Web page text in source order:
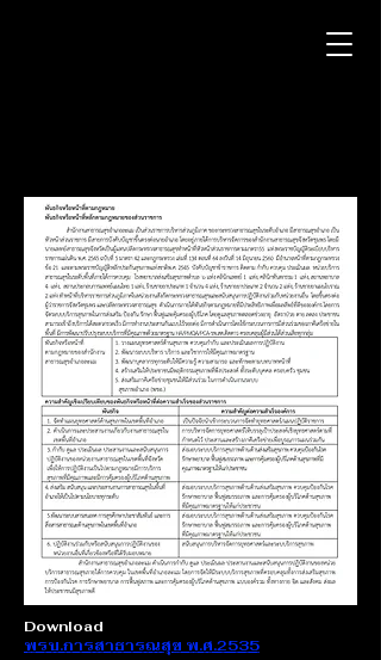
Download
พรบ.การสาธารณสุข พ.ศ.2535